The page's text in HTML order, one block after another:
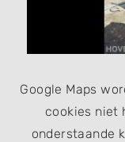
Google Maps
cookies niet
onderstaande